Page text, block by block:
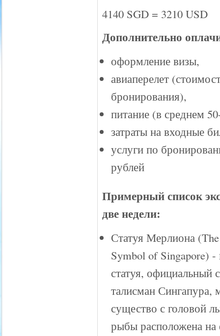
4140 SGD = 3210 USD
Дополнительно
оформление визы,
авиаперелет
бронирования),
питание (в среднем
затраты на входные
услуги по
рублей
Примерный список
две недели:
Статуя Мерлиона
Symbol of Singapore) -
статуя, официальный
талисман Сингапура,
существо с головой
рыбы расположена на